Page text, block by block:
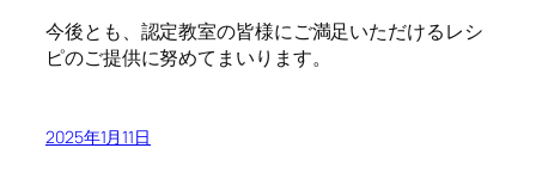
今後とも、認定教室の皆様にご満足いただけるレシ
ピのご提供に努めてまいります。
2025年1月11日